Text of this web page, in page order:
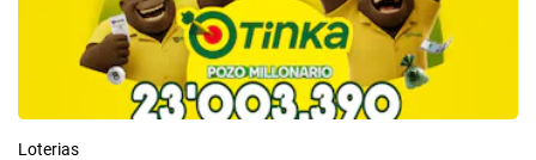
Loterias